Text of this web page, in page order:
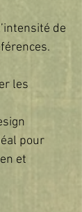
de
les
pour
et